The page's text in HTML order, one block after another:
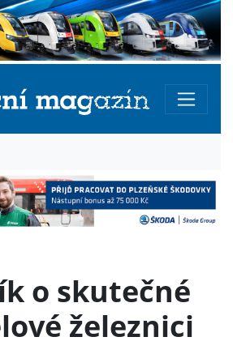
o skutečné
železnici